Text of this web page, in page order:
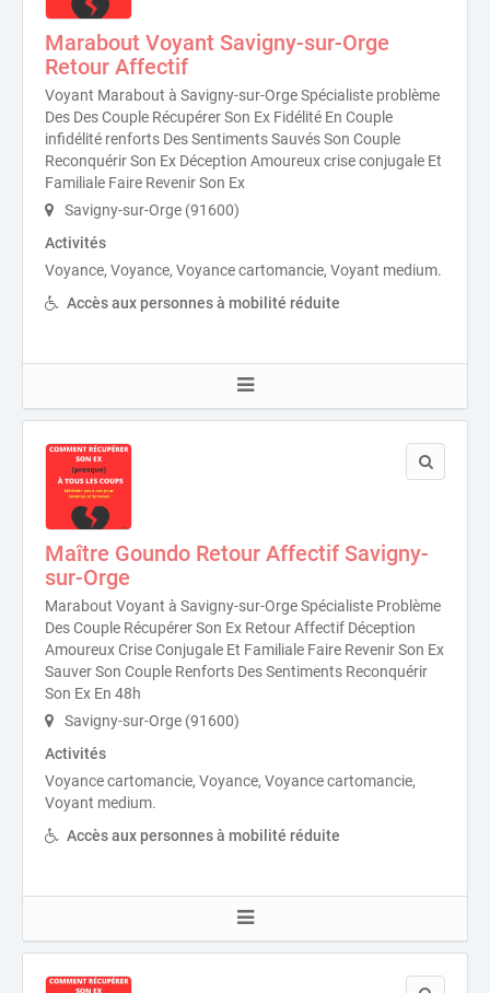
Marabout Voyant Savigny-sur-Orge
Retour Affectif
Voyant Marabout à Savigny-sur-Orge Spécialiste problème
Des Des Couple Récupérer Son Ex Fidélité En Couple
infidélité renforts Des Sentiments Sauvés Son Couple
Reconquérir Son Ex Déception Amoureux crise conjugale Et
Familiale Faire Revenir Son Ex
Savigny-sur-Orge (91600)
Activités
Voyance, Voyance, Voyance cartomancie, Voyant medium.
Accès aux personnes à mobilité réduite
Maître Goundo Retour Affectif Savigny-
sur-Orge
Marabout Voyant à Savigny-sur-Orge Spécialiste Problème
Des Couple Récupérer Son Ex Retour Affectif Déception
Amoureux Crise Conjugale Et Familiale Faire Revenir Son Ex
Sauver Son Couple Renforts Des Sentiments Reconquérir
Son Ex En 48h
Savigny-sur-Orge (91600)
Activités
Voyance cartomancie, Voyance, Voyance cartomancie,
Voyant medium.
Accès aux personnes à mobilité réduite